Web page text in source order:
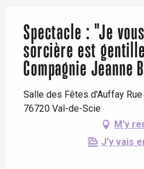
Spectacle : "Je
sorcière est
Compagnie Jeanne
Salle des Fêtes d'Auffay
76720 Val-de-Scie
M'y
J'y vais